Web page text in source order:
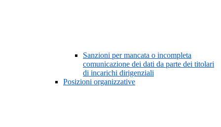
Sanzioni per mancata o incompleta
comunicazione dei dati da parte dei titolari
di incarichi dirigenziali
Posizioni organizzative